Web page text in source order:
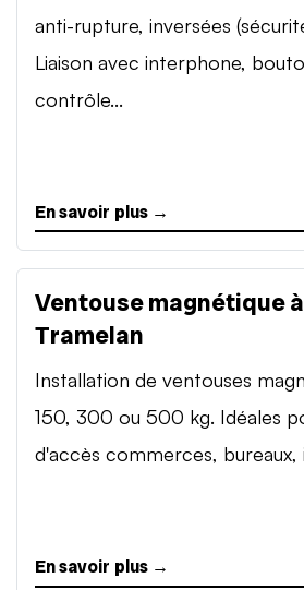
anti-rupture, inversées
Liaison avec interphone,
contrôle...
En savoir plus →
Ventouse magnétique
Tramelan
Installation de ventouses
150, 300 ou 500 kg. Idéales
d'accès commerces, bureaux,
En savoir plus →